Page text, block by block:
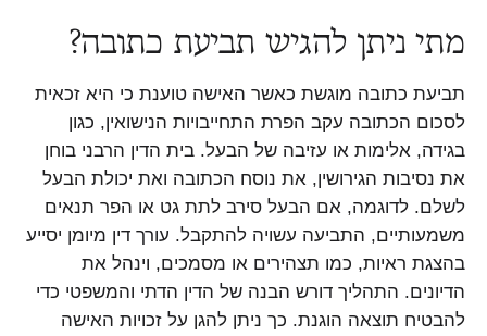
מתי ניתן להגיש תביעת כתובה?
תביעת כתובה מוגשת כאשר האישה טוענת כי היא זכאית
לסכום הכתובה עקב הפרת התחייבויות הנישואין, כגון
בגידה, אלימות או עזיבה של הבעל. בית הדין הרבני בוחן
את נסיבות הגירושין, את נוסח הכתובה ואת יכולת הבעל
לשלם. לדוגמה, אם הבעל סירב לתת גט או הפר תנאים
משמעותיים, התביעה עשויה להתקבל. עורך דין מיומן יסייע
בהצגת ראיות, כמו תצהירים או מסמכים, וינהל את
הדיונים. התהליך דורש הבנה של הדין הדתי והמשפטי כדי
להבטיח תוצאה הוגנת. כך ניתן להגן על זכויות האישה